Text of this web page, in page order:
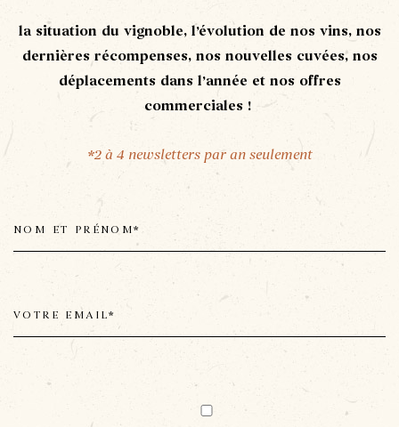
la situation du vignoble, l’évolution de nos vins, nos
dernières récompenses, nos nouvelles cuvées, nos
déplacements dans l’année et nos offres
commerciales !
*2 à 4 newsletters par an seulement